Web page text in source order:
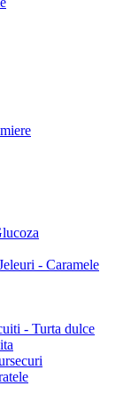
- Caramele
- Turta dulce